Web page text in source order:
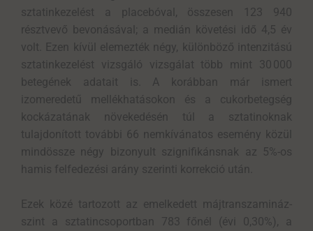
sztatinkezelést a placebóval, összesen 123 940
résztvevő bevonásával; a medián követési idő 4,5 év
volt. Ezen kívül elemezték négy, különböző intenzitású
sztatinkezelést vizsgáló vizsgálat több mint 30 000
betegének adatait is. A korábban már ismert
izomeredetű mellékhatásokon és a cukorbetegség
kockázatának növekedésén túl a sztatinoknak
tulajdonított további 66 nemkívánatos esemény közül
mindössze négy bizonyult szignifikánsnak az 5%-os
hamis felfedezési arány szerinti korrekció után.
Ezek közé tartozott az emelkedett májtranszamináz-
szint a sztatincsoportban 783 főnél (évi 0,30%), a